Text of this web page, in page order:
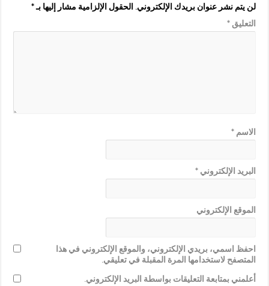
لن يتم نشر عنوان بريدك الإلكتروني. الحقول الإلزامية مشار إليها بـ*
التعليق*
الاسم*
البريد الإلكتروني*
الموقع الإلكتروني
احفظ اسمي، بريدي الإلكتروني، والموقع الإلكتروني في هذا
المتصفح لاستخدامها المرة المقبلة في تعليقي.
أعلمني بمتابعة التعليقات بواسطة البريد الإلكتروني.